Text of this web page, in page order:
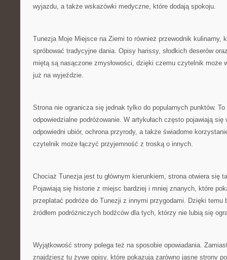
wyjazdu, a także wskazówki medyczne, które dodają spokoju.
Tunezja Moje Miejsce na Ziemi to również przewodnik kulinarny,
spróbować tradycyjne dania. Opisy harissy, słodkich deserów
miętą są nasączone zmysłowości, dzięki czemu czytelnik może
już na wyjeździe.
Strona nie ogranicza się jednak tylko do popularnych punktów.
odpowiedzialne podróżowanie. W artykułach często pojawiają
odpowiedni ubiór, ochrona przyrody, a także świadome
czytelnik może łączyć przyjemność z troską o innych.
Chociaż Tunezja jest tu głównym kierunkiem, strona otwiera się
Pojawiają się historie z miejsc bardziej i mniej znanych, które
przeplatać podróże do Tunezji z innymi przygodami. Dzięki temu
źródłem podróżniczych bodźców dla tych, którzy nie lubią się
Wyjątkowość strony polega też na sposobie opowiadania.
znajdziesz tu żywe opisy, które pokazują zarówno jasne strony